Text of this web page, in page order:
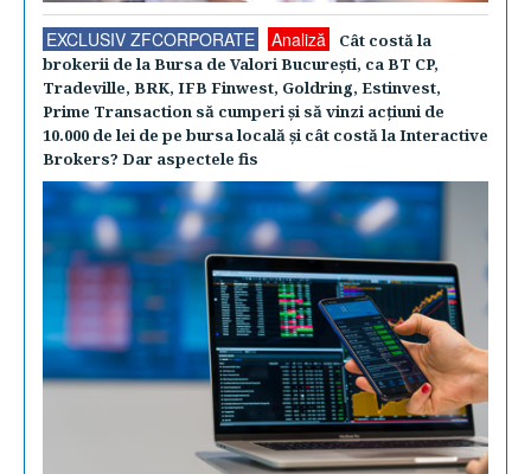
EXCLUSIV ZFCORPORATE Analiză
Cât costă la
brokerii de la Bursa de Valori Bucureşti, ca BT CP,
Tradeville, BRK, IFB Finwest, Goldring, Estinvest,
Prime Transaction să cumperi şi să vinzi acţiuni de
10.000 de lei de pe bursa locală şi cât costă la Interactive
Brokers? Dar aspectele fis